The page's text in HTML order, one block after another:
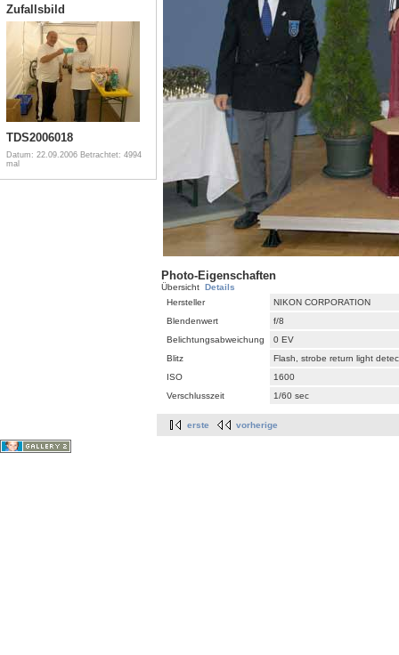
Zufallsbild
TDS2006018
Datum: 22.09.2006 Betrachtet: 4994
mal
Photo-Eigenschaften
Übersicht Details
Hersteller
NIKON CORPORATION
Blendenwert
f/8
Belichtungsabweichung
0 EV
Blitz
Flash, strobe return light
ISO
1600
Verschlusszeit
1/60 sec
erste vorherige